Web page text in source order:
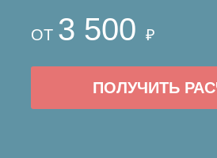
ОТ 3 500 ₽
ПОЛУЧИТЬ